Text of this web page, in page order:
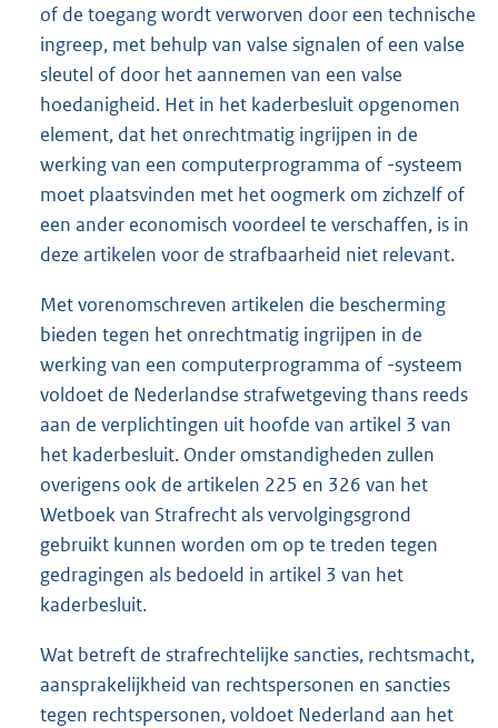
of de toegang wordt verworven door een technische
ingreep, met behulp van valse signalen of een valse
sleutel of door het aannemen van een valse
hoedanigheid. Het in het kaderbesluit opgenomen
element, dat het onrechtmatig ingrijpen in de
werking van een computerprogramma of -systeem
moet plaatsvinden met het oogmerk om zichzelf of
een ander economisch voordeel te verschaffen, is in
deze artikelen voor de strafbaarheid niet relevant.
Met vorenomschreven artikelen die bescherming
bieden tegen het onrechtmatig ingrijpen in de
werking van een computerprogramma of -systeem
voldoet de Nederlandse strafwetgeving thans reeds
aan de verplichtingen uit hoofde van artikel 3 van
het kaderbesluit. Onder omstandigheden zullen
overigens ook de artikelen 225 en 326 van het
Wetboek van Strafrecht als vervolgingsgrond
gebruikt kunnen worden om op te treden tegen
gedragingen als bedoeld in artikel 3 van het
kaderbesluit.
Wat betreft de strafrechtelijke sancties, rechtsmacht,
aansprakelijkheid van rechtspersonen en sancties
tegen rechtspersonen, voldoet Nederland aan het